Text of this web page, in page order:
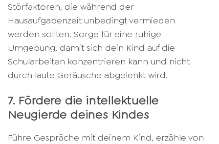
Störfaktoren, die während der
Hausaufgabenzeit unbedingt vermieden
werden sollten. Sorge für eine ruhige
Umgebung, damit sich dein Kind auf die
Schularbeiten konzentrieren kann und nicht
durch laute Geräusche abgelenkt wird.
7. Fördere die intellektuelle
Neugierde deines Kindes
Führe Gespräche mit deinem Kind, erzähle von